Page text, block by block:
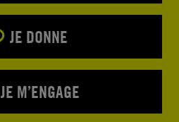
JE DONNE
JE M’ENGAGE